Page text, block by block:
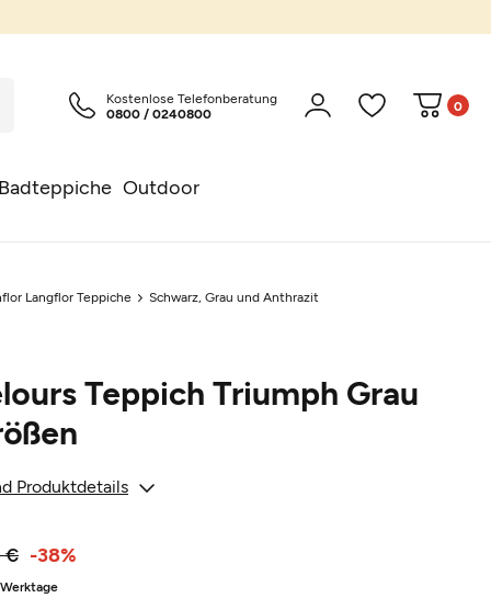
Outdoor
Kostenlose Telefonberatung
0800 / 0240800
0
Langflor Teppiche Schwarz, Grau und Anthrazit
Teppich Triumph Grau
Produktdetails
€ -38%